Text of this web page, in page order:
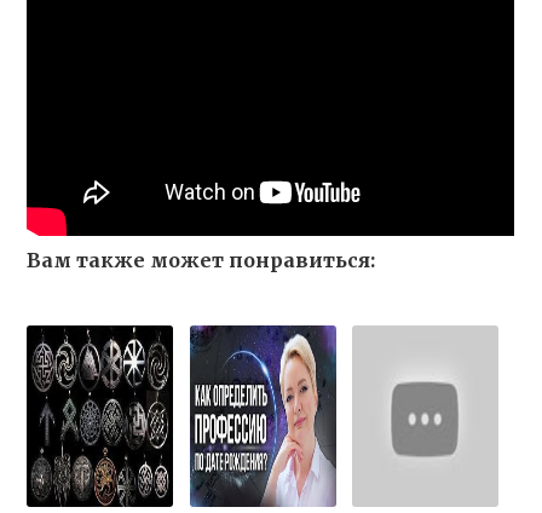
Вам также может понравиться: